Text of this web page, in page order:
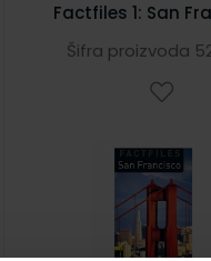
Factfiles 1: San
Šifra proizvoda